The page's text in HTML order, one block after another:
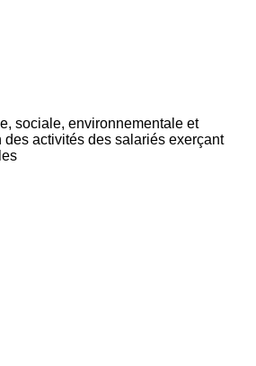
sociale, environnementale et
activités des salariés exerçant